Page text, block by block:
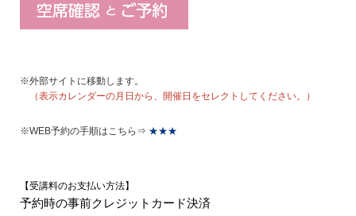
※外部サイトに移動します。
（表示カレンダーの月日から、開催日をセレクトしてください。）
※WEB予約の手順はこちら⇒ ★★★
【受講料のお支払い方法】
予約時の事前クレジットカード決済